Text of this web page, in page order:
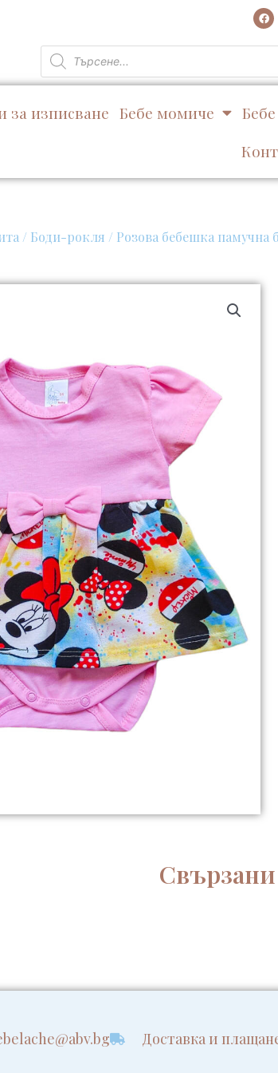
F
a
c
e
o
k
Products
search
за изписване Бебе момиче
/ Боди-рокля / Розова бебешка памучна
Доставка и